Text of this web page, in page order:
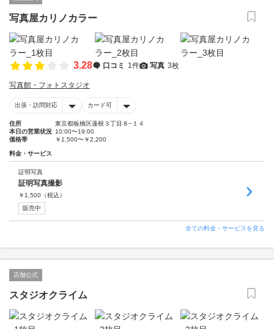
写真屋カリノカラー
3.28 口コミ 1件 写真 3枚
写真館・フォトスタジオ
出張・訪問対応 カード可
住所
東京都板橋区蓮根３丁目８−１４
本日の営業状況 10:00〜19:00
価格帯
￥1,500〜￥2,200
料金・サービス
証明写真
証明写真撮影
￥ 1,500 （税込）
販売中
全ての料金・サービスを見る
店舗公式
スタジオクライム